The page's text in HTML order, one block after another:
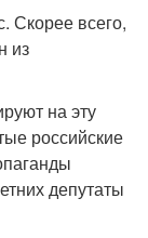
Скорее всего,
из
на эту
российские
депутаты